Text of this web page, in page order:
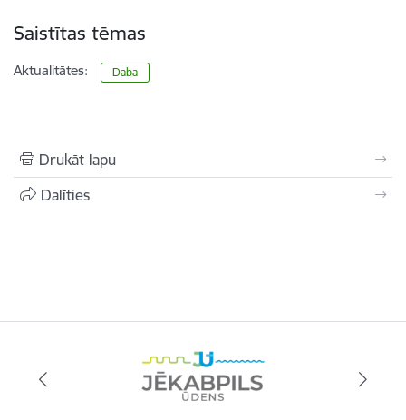
Saistītas tēmas
Aktualitātes: Daba
Drukāt lapu
Dalīties